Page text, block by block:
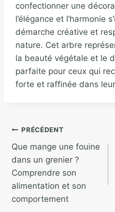
confectionner une
l’élégance et l’harmonie
démarche créative et
nature. Cet arbre
la beauté végétale et le
parfaite pour ceux qui
forte et raffinée dans
PRÉCÉDENT
Que mange une fouine
dans un grenier ?
Comprendre son
alimentation et son
comportement